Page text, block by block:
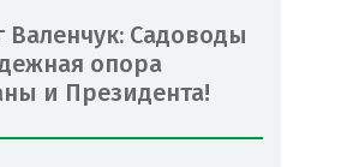
Валенчук: Садоводы
опора
и Президента!